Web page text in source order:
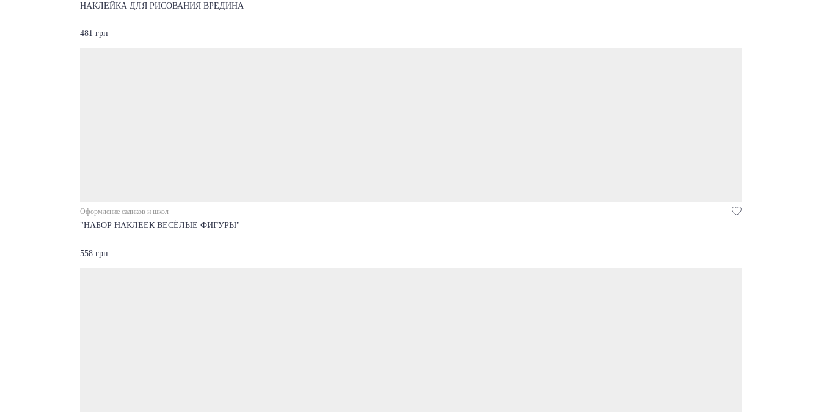
НАКЛЕЙКА ДЛЯ РИСОВАНИЯ ВРЕДИНА
481 грн
Оформление садиков и школ
"НАБОР НАКЛЕЕК ВЕСЁЛЫЕ ФИГУРЫ"
558 грн